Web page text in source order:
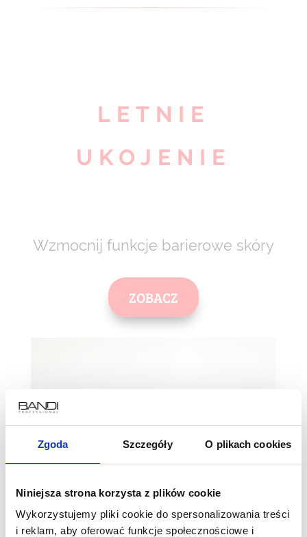
Zgoda Szczegóły O plikach cookies
Niniejsza strona korzysta z plików cookie
Wykorzystujemy pliki cookie do spersonalizowania treści
i reklam, aby oferować funkcje społecznościowe i
LETNIE
UKOJENIE
Wzmocnij funkcje barierowe skóry
ZOBACZ